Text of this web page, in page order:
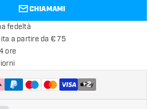
CHIAMAMI
fedeltà
a partire da € 75
ore
+2